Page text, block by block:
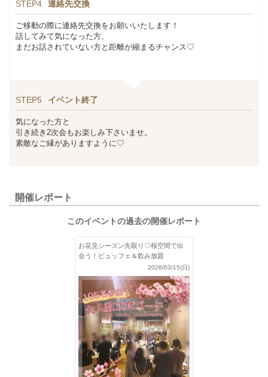
STEP4 連絡先交換
ご移動の際に連絡先交換をお願いいたします！
話してみて気になった方、
まだお話されていない方と距離が縮まるチャンス♡
STEP5 イベント終了
気になった方と
引き続き2次会もお楽しみ下さいませ。
素敵なご縁がありますように♡
開催レポート
このイベントの過去の開催レポート
お花見シーズン先取り♡桜空間で出
会う！ビュッフェ＆飲み放題
2026/03/15(日)